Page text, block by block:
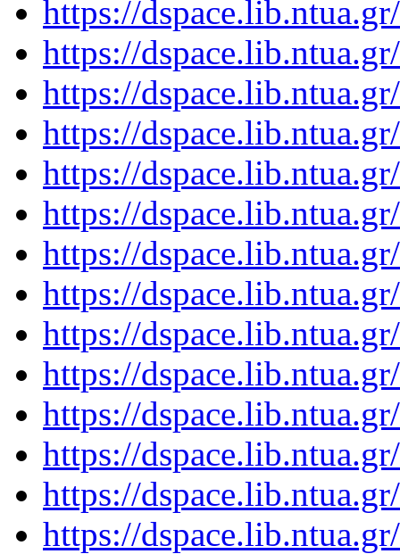
https://
https://
https://
https://
https://
https://
https://
https://
https://
https://
https://
https://
https://
https://